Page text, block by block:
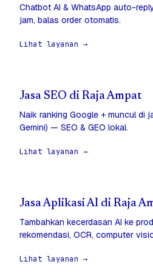
Chatbot AI & WhatsApp auto-
jam, balas order otomatis.
Lihat layanan →
Jasa SEO di Raja Ampat
Naik ranking Google + muncul di
Gemini) — SEO & GEO lokal.
Lihat layanan →
Jasa Aplikasi AI di Raja
Tambahkan kecerdasan AI ke
rekomendasi, OCR, computer
Lihat layanan →